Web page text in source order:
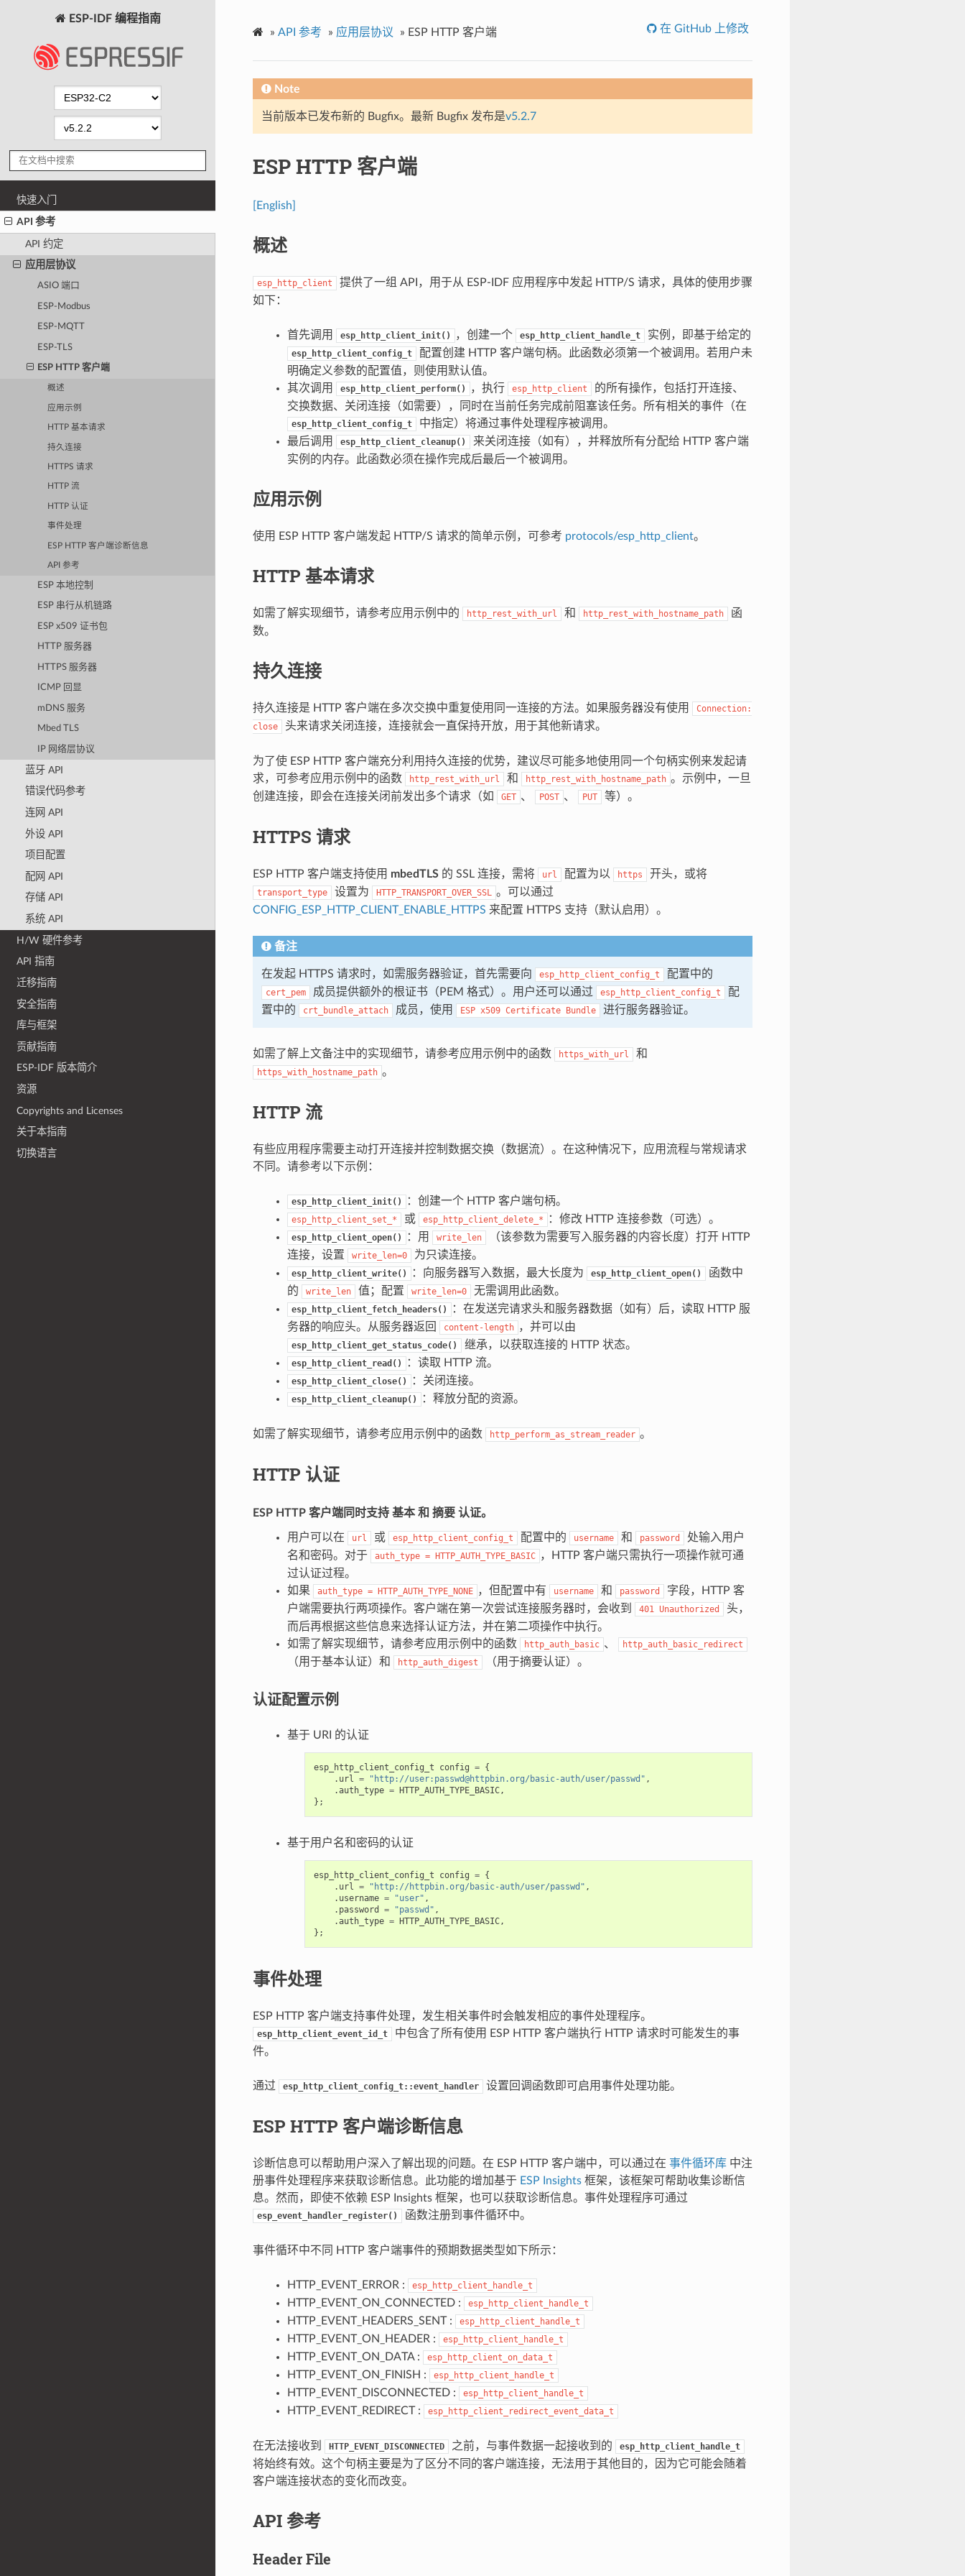
ESP-IDF 编程指南
快速入门
API 参考
API 约定
应用层协议
ASIO 端口
ESP-Modbus
ESP-MQTT
ESP-TLS
ESP HTTP 客户端
概述
应用示例
HTTP 基本请求
持久连接
HTTPS 请求
HTTP 流
HTTP 认证
事件处理
ESP HTTP 客户端诊断信息
API 参考
ESP 本地控制
ESP 串行从机链路
ESP x509 证书包
HTTP 服务器
HTTPS 服务器
ICMP 回显
mDNS 服务
Mbed TLS
IP 网络层协议
蓝牙 API
错误代码参考
连网 API
外设 API
项目配置
配网 API
存储 API
系统 API
H/W 硬件参考
API 指南
迁移指南
安全指南
库与框架
贡献指南
ESP-IDF 版本简介
资源
Copyrights and Licenses
关于本指南
切换语言
» API 参考 » 应用层协议 » ESP HTTP 客户端 在 GitHub 上修改
Note
当前版本已发布新的 Bugfix。最新 Bugfix 发布是v5.2.7
ESP HTTP 客户端
[English]
概述
esp_http_client
提供了一组 API，用于从 ESP-IDF 应用程序中发起 HTTP/S 请求，具体的使用步骤
如下：
首先调用 esp_http_client_init() ，创建一个 esp_http_client_handle_t 实例，即基于给定的
esp_http_client_config_t
配置创建 HTTP 客户端句柄。此函数必须第一个被调用。若用户未
明确定义参数的配置值，则使用默认值。
其次调用
esp_http_client_perform() ，执行 esp_http_client
的所有操作，包括打开连接、
交换数据、关闭连接（如需要），同时在当前任务完成前阻塞该任务。所有相关的事件（在
esp_http_client_config_t
中指定）将通过事件处理程序被调用。
最后调用
esp_http_client_cleanup()
来关闭连接（如有），并释放所有分配给 HTTP 客户端
实例的内存。此函数必须在操作完成后最后一个被调用。
应用示例
使用 ESP HTTP 客户端发起 HTTP/S 请求的简单示例，可参考 protocols/esp_http_client。
HTTP 基本请求
如需了解实现细节，请参考应用示例中的 http_rest_with_url 和 http_rest_with_hostname_path
函
数。
持久连接
持久连接是 HTTP 客户端在多次交换中重复使用同一连接的方法。如果服务器没有使用
Connection:
close
头来请求关闭连接，连接就会一直保持开放，用于其他新请求。
为了使 ESP HTTP 客户端充分利用持久连接的优势，建议尽可能多地使用同一个句柄实例来发起请
求，可参考应用示例中的函数
http_rest_with_url 和 http_rest_with_hostname_path 。示例中，一旦
创建连接，即会在连接关闭前发出多个请求（如
GET 、 POST 、 PUT 等）。
HTTPS 请求
ESP HTTP 客户端支持使用 mbedTLS的 SSL 连接，需将 url 配置为以 https 开头，或将
transport_type 设置为 HTTP_TRANSPORT_OVER_SSL 。可以通过
CONFIG_ESP_HTTP_CLIENT_ENABLE_HTTPS 来配置 HTTPS 支持（默认启用）。
备注
在发起 HTTPS 请求时，如需服务器验证，首先需要向 esp_http_client_config_t 配置中的
cert_pem 成员提供额外的根证书（PEM 格式）。用户还可以通过 esp_http_client_config_t
配
置中的
crt_bundle_attach 成员，使用 ESP x509 Certificate Bundle 进行服务器验证。
如需了解上文备注中的实现细节，请参考应用示例中的函数 https_with_url 和
https_with_hostname_path 。
HTTP 流
有些应用程序需要主动打开连接并控制数据交换（数据流）。在这种情况下，应用流程与常规请求
不同。请参考以下示例：
esp_http_client_init() ：创建一个 HTTP 客户端句柄。
esp_http_client_set_* 或 esp_http_client_delete_* ：修改 HTTP 连接参数（可选）。
esp_http_client_open() ：用 write_len
（该参数为需要写入服务器的内容长度）打开 HTTP
连接，设置
write_len=0 为只读连接。
esp_http_client_write() ：向服务器写入数据，最大长度为 esp_http_client_open()
函数中
的
write_len 值；配置 write_len=0 无需调用此函数。
esp_http_client_fetch_headers()
：在发送完请求头和服务器数据（如有）后，读取 HTTP 服
务器的响应头。从服务器返回
content-length ，并可以由
esp_http_client_get_status_code() 继承，以获取连接的 HTTP 状态。
esp_http_client_read() ：读取 HTTP 流。
esp_http_client_close() ：关闭连接。
esp_http_client_cleanup() ：释放分配的资源。
如需了解实现细节，请参考应用示例中的函数 http_perform_as_stream_reader 。
HTTP 认证
ESP HTTP 客户端同时支持 基本和 摘要认证。
用户可以在 url 或 esp_http_client_config_t 配置中的 username 和 password
处输入用户
名和密码。对于
auth_type = HTTP_AUTH_TYPE_BASIC ，HTTP 客户端只需执行一项操作就可通
过认证过程。
如果
auth_type = HTTP_AUTH_TYPE_NONE ，但配置中有 username 和 password
字段，HTTP 客
户端需要执行两项操作。客户端在第一次尝试连接服务器时，会收到
401 Unauthorized
头，
而后再根据这些信息来选择认证方法，并在第二项操作中执行。
如需了解实现细节，请参考应用示例中的函数
http_auth_basic 、 http_auth_basic_redirect
（用于基本认证）和 http_auth_digest （用于摘要认证）。
认证配置示例
基于 URI 的认证
esp_http_client_config_t config = {
. url = "http://user:passwd@httpbin.org/basic-auth/user/passwd" ,
.auth_type = HTTP_AUTH_TYPE_BASIC,
};
基于用户名和密码的认证
esp_http_client_config_t config = {
. url = "http://httpbin.org/basic-auth/user/passwd" ,
. username = "user" ,
. password = "passwd" ,
.auth_type = HTTP_AUTH_TYPE_BASIC,
};
事件处理
ESP HTTP 客户端支持事件处理，发生相关事件时会触发相应的事件处理程序。
esp_http_client_event_id_t
中包含了所有使用 ESP HTTP 客户端执行 HTTP 请求时可能发生的事
件。
通过 esp_http_client_config_t::event_handler 设置回调函数即可启用事件处理功能。
ESP HTTP 客户端诊断信息
诊断信息可以帮助用户深入了解出现的问题。在 ESP HTTP 客户端中，可以通过在 事件循环库中注
册事件处理程序来获取诊断信息。此功能的增加基于 ESP Insights框架，该框架可帮助收集诊断信
息。然而，即使不依赖 ESP Insights 框架，也可以获取诊断信息。事件处理程序可通过
esp_event_handler_register() 函数注册到事件循环中。
事件循环中不同 HTTP 客户端事件的预期数据类型如下所示：
HTTP_EVENT_ERROR : esp_http_client_handle_t
HTTP_EVENT_ON_CONNECTED : esp_http_client_handle_t
HTTP_EVENT_HEADERS_SENT : esp_http_client_handle_t
HTTP_EVENT_ON_HEADER : esp_http_client_handle_t
HTTP_EVENT_ON_DATA : esp_http_client_on_data_t
HTTP_EVENT_ON_FINISH : esp_http_client_handle_t
HTTP_EVENT_DISCONNECTED : esp_http_client_handle_t
HTTP_EVENT_REDIRECT : esp_http_client_redirect_event_data_t
在无法接收到 HTTP_EVENT_DISCONNECTED 之前，与事件数据一起接收到的 esp_http_client_handle_t
将始终有效。这个句柄主要是为了区分不同的客户端连接，无法用于其他目的，因为它可能会随着
客户端连接状态的变化而改变。
API 参考
Header File